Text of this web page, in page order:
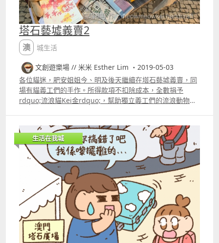
塔石藝墟義賣2
澳城生活
文創遊樂場 // 米米 Esther Lim ・2019-05-03
各位貓迷，肥安姐姐今、明及後天繼續在塔石藝墟義賣，同
場有貓義工們的手作。所得款項不扣除成本，全數捐予
rdquo;流浪貓Kei金rdquo;，幫助獨立義工們的流浪動物醫
17002200 星期六日15002200 #fionswork #喵喵棋手作 #
三角豬TriPig #泥斯 #貓貓蛋
生活在我城